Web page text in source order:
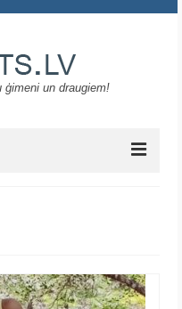
un draugiem!